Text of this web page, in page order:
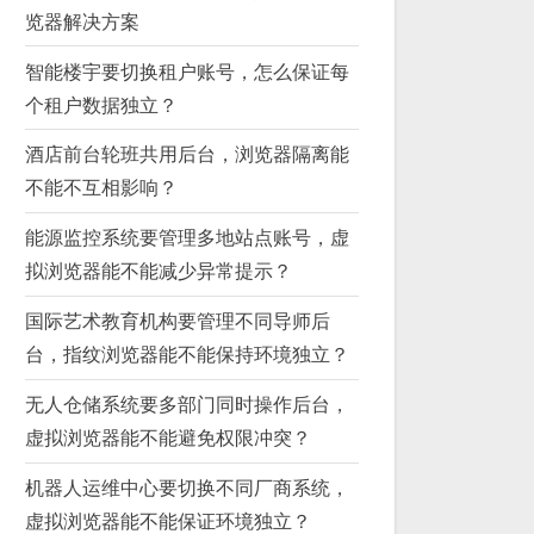
览器解决方案
智能楼宇要切换租户账号，怎么保证每
个租户数据独立？
酒店前台轮班共用后台，浏览器隔离能
不能不互相影响？
能源监控系统要管理多地站点账号，虚
拟浏览器能不能减少异常提示？
国际艺术教育机构要管理不同导师后
台，指纹浏览器能不能保持环境独立？
无人仓储系统要多部门同时操作后台，
虚拟浏览器能不能避免权限冲突？
机器人运维中心要切换不同厂商系统，
虚拟浏览器能不能保证环境独立？